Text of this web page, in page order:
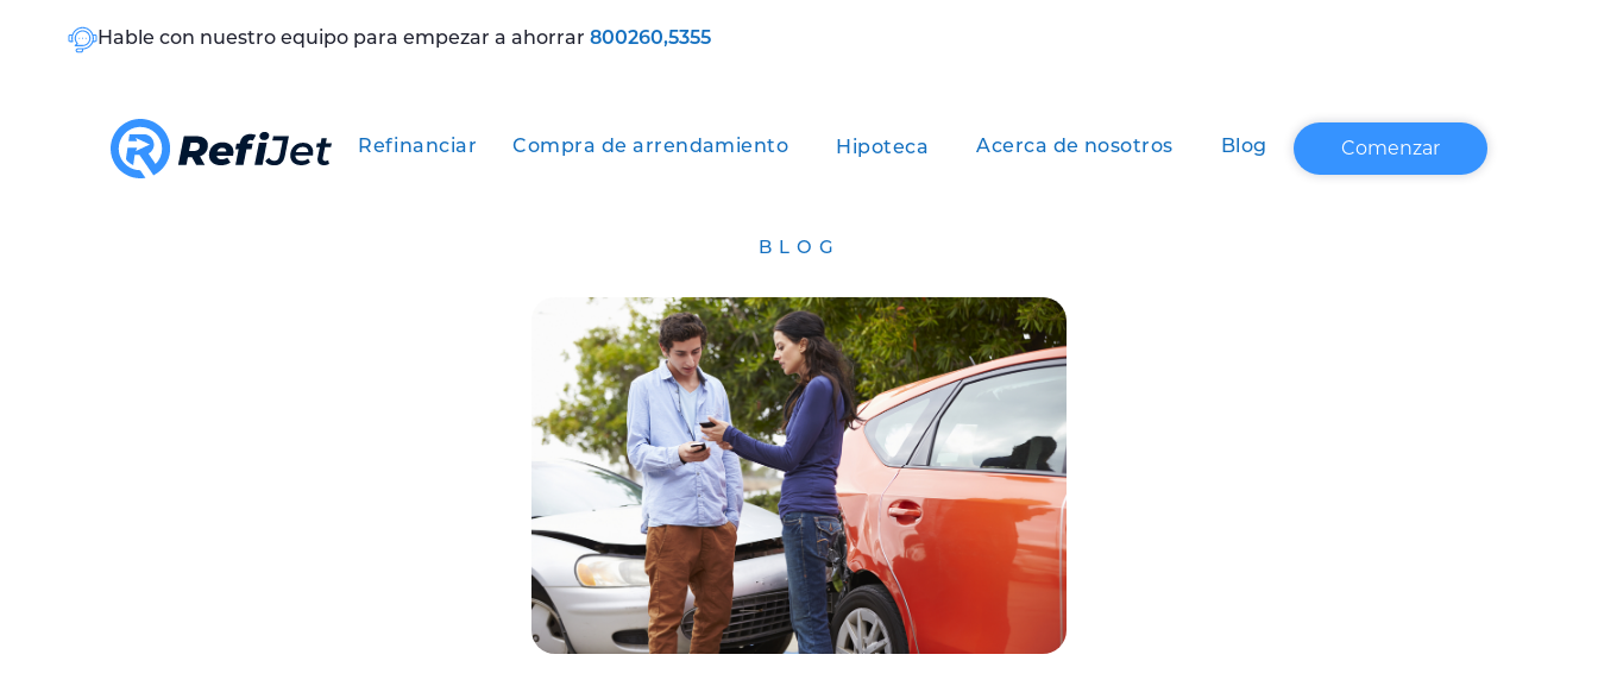
Hable con nuestro equipo para empezar a ahorrar 800260,5355
Refinanciar Compra de arrendamiento Hipoteca Acerca de nosotros Blog Comenzar
BLOG